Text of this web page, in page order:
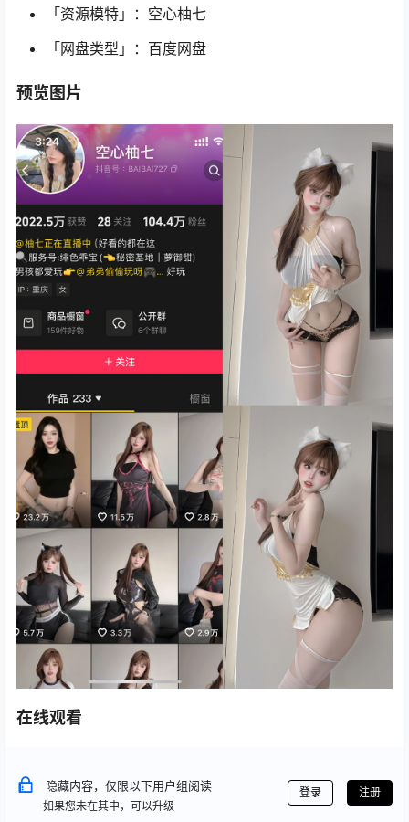
「资源模特」：空心柚七
「网盘类型」：百度网盘
预览图片
在线观看
隐藏内容，仅限以下用户组阅读
如果您未在其中，可以升级
登录 注册